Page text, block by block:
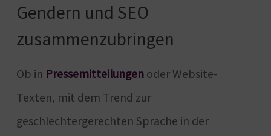
Gendern und SEO
zusammenzubringen
Ob in Pressemitteilungenoder Website-
Texten, mit dem Trend zur
geschlechtergerechten Sprache in der